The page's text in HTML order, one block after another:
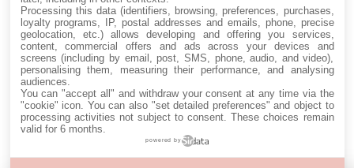
Processing this data (identifiers, browsing, preferences, purchases,
loyalty programs, IP, postal addresses and emails, phone, precise
geolocation, etc.) allows developing and offering you services,
content, commercial offers and ads across your devices and
screens (including by email, post, SMS, phone, audio, and video),
personalising them, measuring their performance, and analysing
audiences.
You can "accept all" and withdraw your consent at any time via the
"cookie" icon . You can also "set detailed preferences" and object to
processing activities not subject to consent. These choices remain
valid for 6 months.
powered by